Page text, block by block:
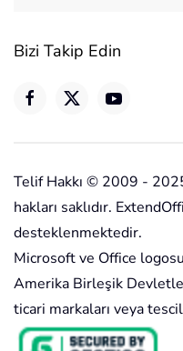
Bizi Takip Edin
Telif Hakkı © 2009 -
hakları saklıdır.
desteklenmektedir.
Microsoft ve Office
Amerika Birleşik
ticari markaları veya